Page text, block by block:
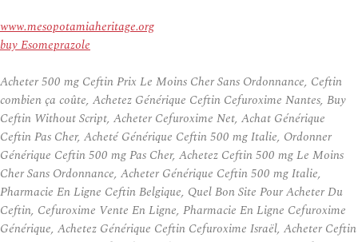
www.mesopotamiaheritage.org
buy Esomeprazole
Acheter 500 mg Ceftin Prix Le Moins Cher Sans Ordonnance, Ceftin
combien ça coûte, Achetez Générique Ceftin Cefuroxime Nantes, Buy
Ceftin Without Script, Acheter Cefuroxime Net, Achat Générique
Ceftin Pas Cher, Acheté Générique Ceftin 500 mg Italie, Ordonner
Générique Ceftin 500 mg Pas Cher, Achetez Ceftin 500 mg Le Moins
Cher Sans Ordonnance, Acheter Générique Ceftin 500 mg Italie,
Pharmacie En Ligne Ceftin Belgique, Quel Bon Site Pour Acheter Du
Ceftin, Cefuroxime Vente En Ligne, Pharmacie En Ligne Cefuroxime
Générique, Achetez Générique Ceftin Cefuroxime Israël, Acheter Ceftin